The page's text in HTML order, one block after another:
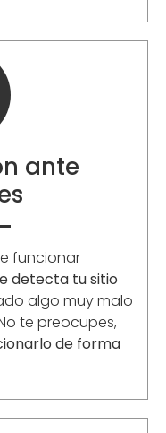
ante
funcionar
detecta tu sitio
algo muy malo
te preocupes,
de forma